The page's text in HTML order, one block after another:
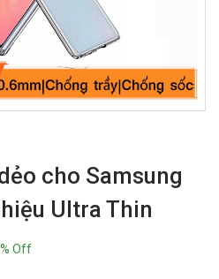
cho Samsung
Ultra Thin
Off